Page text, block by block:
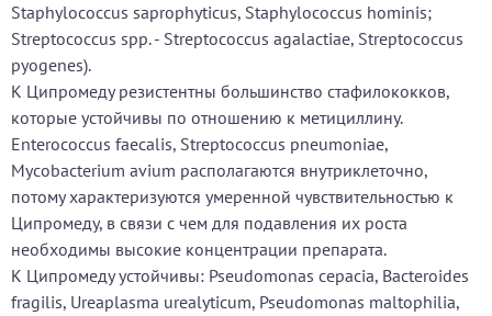
Staphylococcus saprophyticus, Staphylococcus hominis;
Streptococcus spp. - Streptococcus agalactiae, Streptococcus
pyogenes).
К Ципромеду резистентны большинство стафилококков,
которые устойчивы по отношению к метициллину.
Enterococcus faecalis, Streptococcus pneumoniae,
Mycobacterium avium располагаются внутриклеточно,
потому характеризуются умеренной чувствительностью к
Ципромеду, в связи с чем для подавления их роста
необходимы высокие концентрации препарата.
К Ципромеду устойчивы: Pseudomonas cepacia, Bacteroides
fragilis, Ureaplasma urealyticum, Pseudomonas maltophilia,